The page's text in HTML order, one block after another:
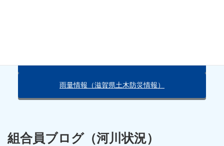
雨量情報（滋賀県土木防災情報）
組合員ブログ（河川状況）